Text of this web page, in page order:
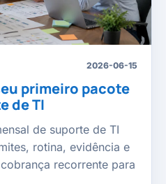
2026-06-15
primeiro pacote
de TI
de suporte de TI
rotina, evidência e
recorrente para